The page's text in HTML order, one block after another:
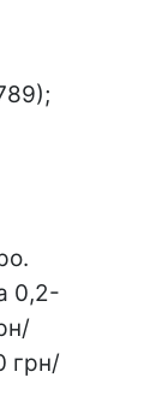
0,2-
грн/